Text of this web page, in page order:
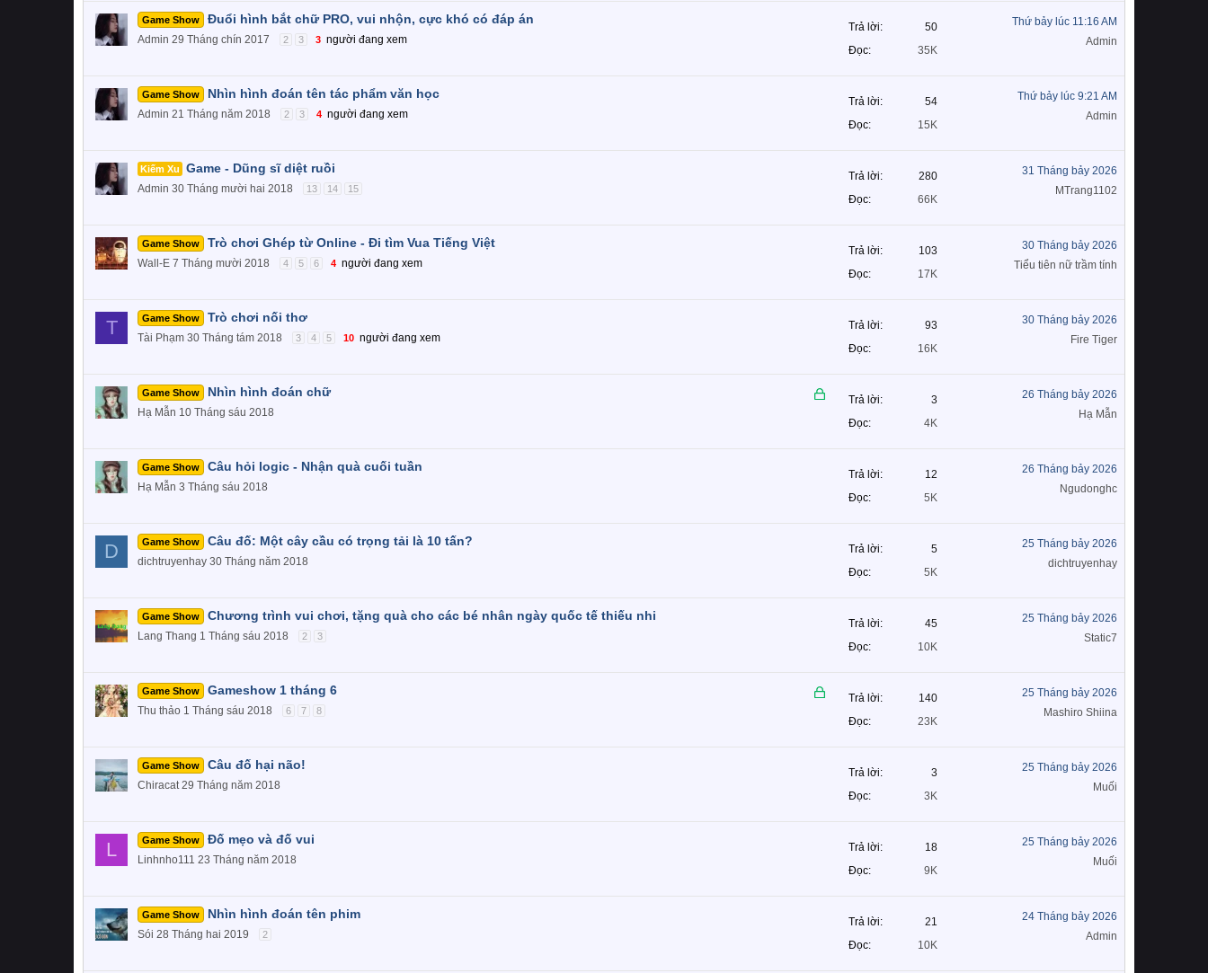
Game Show Đuổi hình bắt chữ PRO, vui nhộn, cực khó có đáp án
Admin 29 Tháng chín 2017 2 3 3 người đang xem
Trả lời
50
Đọc
35K
Thứ bảy lúc 11:16 AM
Admin
Game Show Nhìn hình đoán tên tác phẩm văn học
Admin 21 Tháng năm 2018 2 3 4 người đang xem
Trả lời
54
Đọc
15K
Thứ bảy lúc 9:21 AM
Admin
Kiếm Xu Game - Dũng sĩ diệt ruồi
Admin 30 Tháng mười hai 2018 13 14 15
Trả lời
280
Đọc
66K
31 Tháng bảy 2026
MTrang1102
Game Show Trò chơi Ghép từ Online - Đi tìm Vua Tiếng Việt
Wall-E 7 Tháng mười 2018 4 5 6 4 người đang xem
Trả lời
103
Đọc
17K
30 Tháng bảy 2026
Tiểu tiên nữ trầm tính
T Game Show Trò chơi nối thơ
Tài Phạm 30 Tháng tám 2018 3 4 5 10 người đang xem
Trả lời
93
Đọc
16K
30 Tháng bảy 2026
Fire Tiger
Đ
h
Game Show Nhìn hình đoán chữ
Hạ Mẫn 10 Tháng sáu 2018
Trả lời
3
Đọc
4K
26 Tháng bảy 2026
Hạ Mẫn
Game Show Câu hỏi logic - Nhận quà cuối tuần
Hạ Mẫn 3 Tháng sáu 2018
Trả lời
12
Đọc
5K
26 Tháng bảy 2026
Ngudonghc
D Game Show Câu đố: Một cây cầu có trọng tải là 10 tấn?
dichtruyenhay 30 Tháng năm 2018
Trả lời
5
Đọc
5K
25 Tháng bảy 2026
dichtruyenhay
Game Show Chương trình vui chơi, tặng quà cho các bé nhân ngày quốc tế thiếu nhi
Lang Thang 1 Tháng sáu 2018 2 3
Trả lời
45
Đọc
10K
25 Tháng bảy 2026
Static7
Đ
h
Game Show Gameshow 1 tháng 6
Thu thảo 1 Tháng sáu 2018 6 7 8
Trả lời
140
Đọc
23K
25 Tháng bảy 2026
Mashiro Shiina
Game Show Câu đố hại não!
Chiracat 29 Tháng năm 2018
Trả lời
3
Đọc
3K
25 Tháng bảy 2026
Muối
L Game Show Đố mẹo và đố vui
Linhnho111 23 Tháng năm 2018
Trả lời
18
Đọc
9K
25 Tháng bảy 2026
Muối
Game Show Nhìn hình đoán tên phim
Sói 28 Tháng hai 2019 2
Trả lời
21
Đọc
10K
24 Tháng bảy 2026
Admin